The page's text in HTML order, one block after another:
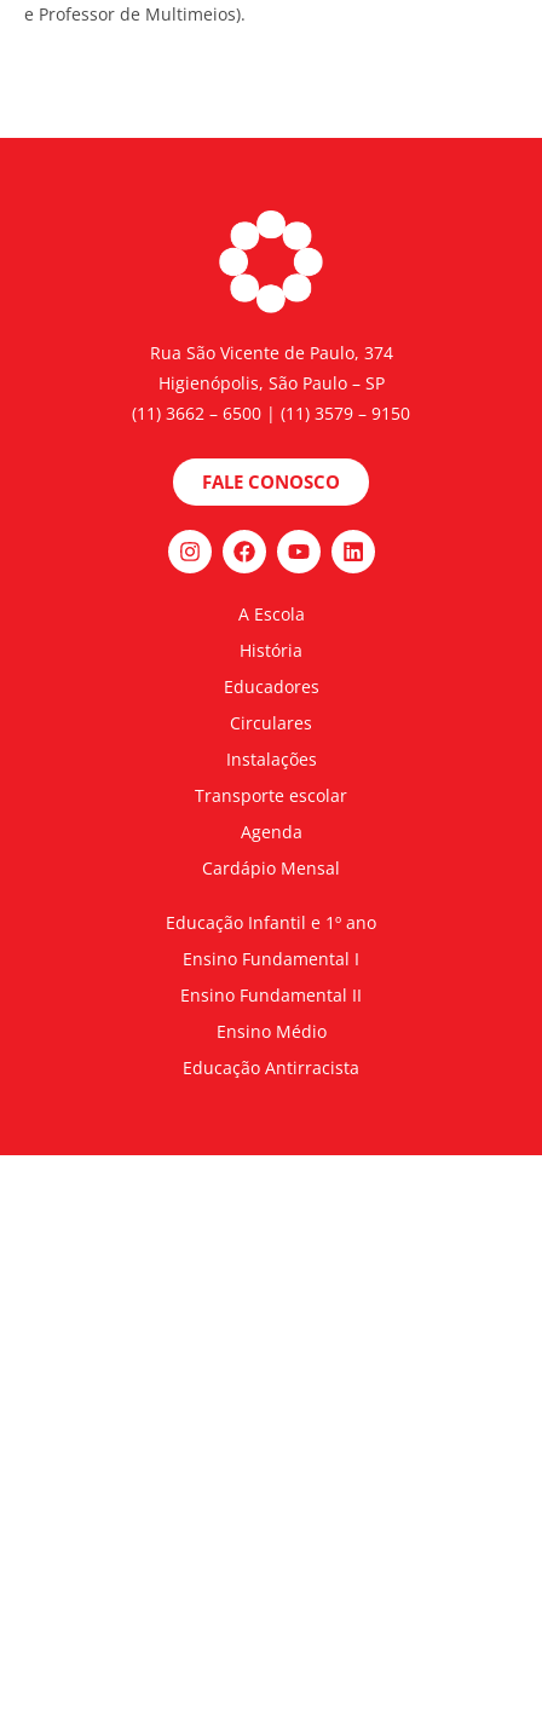
e Professor de Multimeios).
Rua São Vicente de Paulo, 374
Higienópolis, São Paulo – SP
(11) 3662 – 6500 | (11) 3579 – 9150
FALE CONOSCO
A Escola
História
Educadores
Circulares
Instalações
Transporte escolar
Agenda
Cardápio Mensal
Educação Infantil e 1º ano
Ensino Fundamental I
Ensino Fundamental II
Ensino Médio
Educação Antirracista